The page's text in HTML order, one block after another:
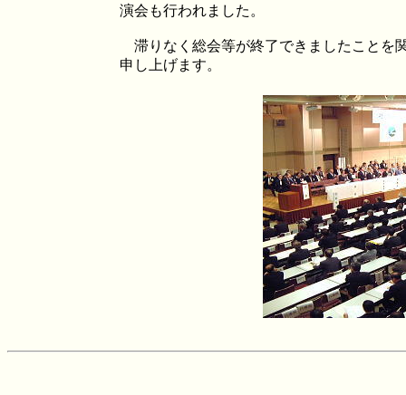
演会も行われました。
滞りなく総会等が終了できましたことを
申し上げます。